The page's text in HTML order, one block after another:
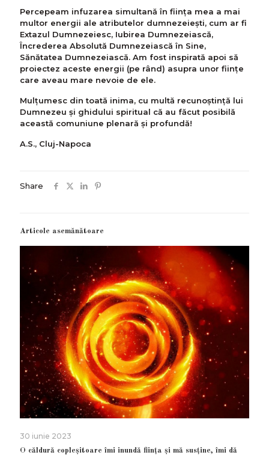
Percepeam infuzarea simultană în ființa mea a mai
multor energii ale atributelor dumnezeiești, cum ar fi
Extazul Dumnezeiesc, Iubirea Dumnezeiască,
Încrederea Absolută Dumnezeiască în Sine,
Sănătatea Dumnezeiască. Am fost inspirată apoi să
proiectez aceste energii (pe rând) asupra unor ființe
care aveau mare nevoie de ele.
Mulțumesc din toată inima, cu multă recunoștință lui
Dumnezeu și ghidului spiritual că au făcut posibilă
această comuniune plenară și profundă!
A.S., Cluj-Napoca
Share
Articole asemănătoare
30 iunie 2023
O căldură copleșitoare îmi inundă ființa și mă susține, îmi dă